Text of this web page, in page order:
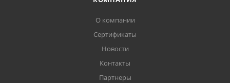
О компании
Сертификаты
Новости
Контакты
Партнеры